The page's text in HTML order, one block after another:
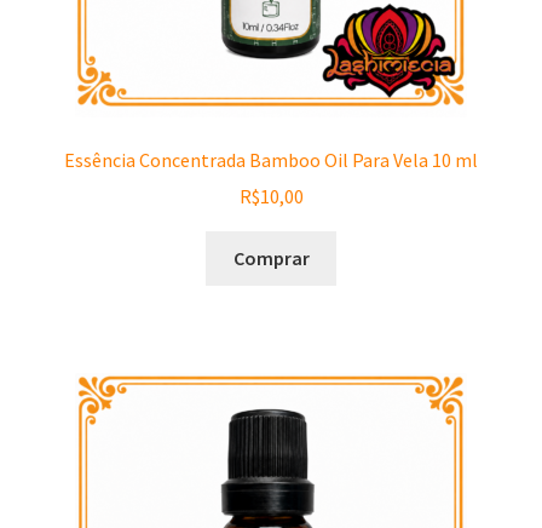
Essência Concentrada Bamboo Oil Para Vela 10 ml
R$10,00
Comprar